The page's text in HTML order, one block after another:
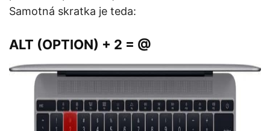
Samotná skratka je teda:
ALT (OPTION) + 2 = @